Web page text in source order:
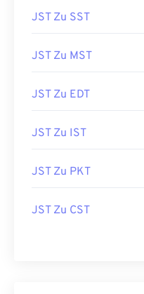
JST Zu SST
JST Zu MST
JST Zu EDT
JST Zu IST
JST Zu PKT
JST Zu CST